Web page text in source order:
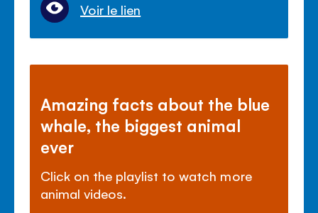
Voir le lien
Amazing facts about the blue
whale, the biggest animal
ever
Click on the playlist to watch more
animal videos.